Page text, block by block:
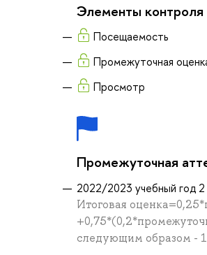
Элементы контроля
Посещаемость
Промежуточная
Просмотр
Промежуточная
2022/2023 учебный год 2
Итоговая
следующим образом -